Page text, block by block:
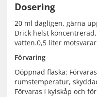
Dosering
20 ml dagligen, gärna
Drick helst
vatten.0,5 liter
Förvaring
Oöppnad flaska:
rumstemperatur,
Förvaras i kylskåp och